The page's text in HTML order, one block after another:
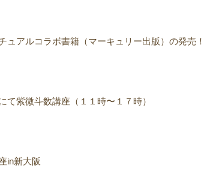
アルコラボ書籍（マーキュリー出版）の発売！
紫微斗数講座（１１時〜１７時）
in新大阪